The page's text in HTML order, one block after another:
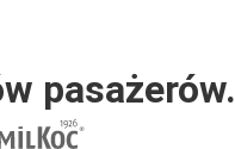
pasażerów.